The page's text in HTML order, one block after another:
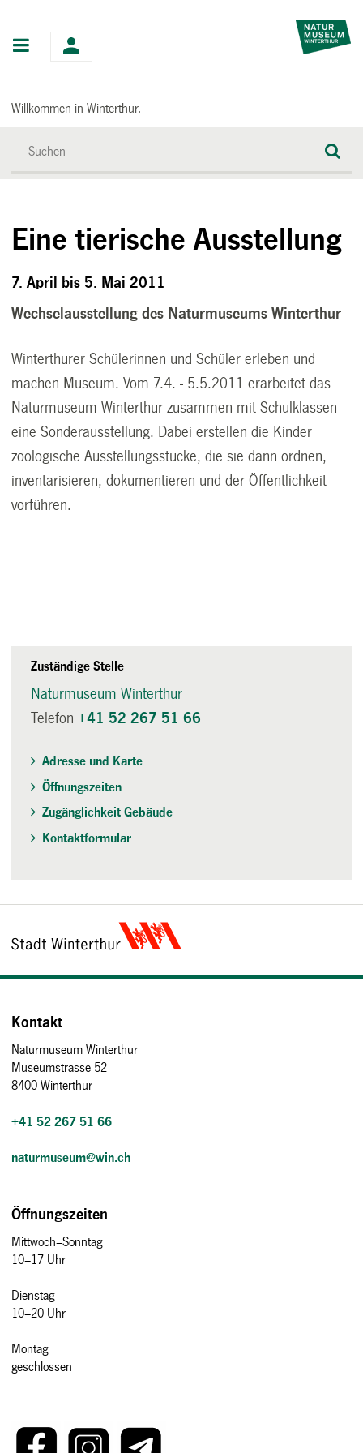
Hauptnavigation
Willkommen in Winterthur.
Eine tierische Ausstellung
7. April bis 5. Mai 2011
Wechselausstellung des Naturmuseums Winterthur
Winterthurer Schülerinnen und Schüler erleben und
machen Museum. Vom 7.4. - 5.5.2011 erarbeitet das
Naturmuseum Winterthur zusammen mit Schulklassen
eine Sonderausstellung. Dabei erstellen die Kinder
zoologische Ausstellungsstücke, die sie dann ordnen,
inventarisieren, dokumentieren und der Öffentlichkeit
vorführen.
Zuständige Stelle
Naturmuseum Winterthur
Telefon+41 52 267 51 66
Adresse und Karte
Öffnungszeiten
Zugänglichkeit Gebäude
Kontaktformular
Kontakt
Naturmuseum Winterthur
Museumstrasse 52
8400 Winterthur
+41 52 267 51 66
naturmuseum@win.ch
Öffnungszeiten
Mittwoch–Sonntag
10–17 Uhr
Dienstag
10–20 Uhr
Montag
geschlossen